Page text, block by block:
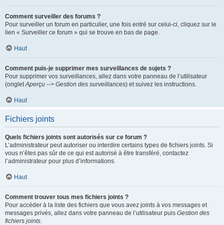
Comment surveiller des forums ?
Pour surveiller un forum en particulier, une fois entré sur celui-ci, cliquez sur le
lien « Surveiller ce forum » qui se trouve en bas de page.
Haut
Comment puis-je supprimer mes surveillances de sujets ?
Pour supprimer vos surveillances, allez dans votre panneau de l’utilisateur
(ongletAperçu --> Gestion des surveillances) et suivez les instructions.
Haut
Fichiers joints
Quels fichiers joints sont autorisés sur ce forum ?
L’administrateur peut autoriser ou interdire certains types de fichiers joints. Si
vous n’êtes pas sûr de ce qui est autorisé à être transféré, contactez
l’administrateur pour plus d’informations.
Haut
Comment trouver tous mes fichiers joints ?
Pour accéder à la liste des fichiers que vous avez joints à vos messages et
messages privés, allez dans votre panneau de l’utilisateur puis Gestion des
fichiers joints.